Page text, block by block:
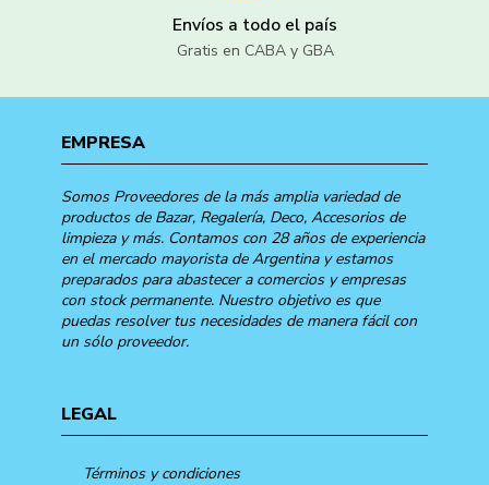
Envíos a todo el país
Gratis en CABA y GBA
EMPRESA
Somos Proveedores de la más amplia variedad de
productos de Bazar, Regalería, Deco, Accesorios de
limpieza y más. Contamos con 28 años de experiencia
en el mercado mayorista de Argentina y estamos
preparados para abastecer a comercios y empresas
con stock permanente. Nuestro objetivo es que
puedas resolver tus necesidades de manera fácil con
un sólo proveedor.
LEGAL
Términos y condiciones